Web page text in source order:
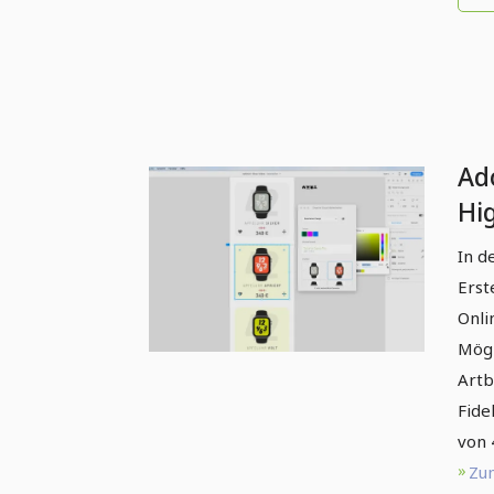
In
von